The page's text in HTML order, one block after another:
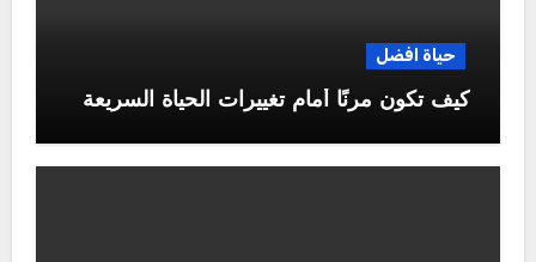
حياة افضل
كيف تكون مرنًا أمام تغييرات الحياة السريعة